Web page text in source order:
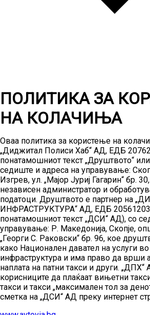
ПОЛИТИКА ЗА
НА КОЛАЧИЊА
Оваа политика за користење на
„Диджитал Полиси Хаб“ АД, ЕДБ
понатамошниот текст „Друштвото“
седиште и адреса на управување:
Изгрев, ул. „Мајор Јуриј Гагарин“ бр.
независен администратор и
податоци. Друштвото е партнер на
ИНФРАСТРУКТУРА“ АД, ЕДБ
понатамошниот текст „ДСИ“ АД), со
управување: Р. Македонија, Скопје,
„Георги С. Раковски“ бр. 96, кое
како Национален давател на услуги во
инфраструктура и има право да врши
наплата на патни такси и други.
корисниците да плаќаат вињетни
такси и такси „максимален тол за
сметка на „ДСИ“ АД преку интернет